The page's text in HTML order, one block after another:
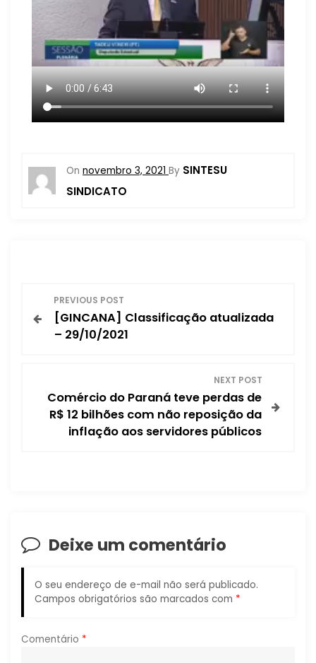
Onnovembro 3, 2021 By SINTESU
SINDICATO
a
o
d
e
P
PREVIOUS POST
[GINCANA] Classificação atualizada
– 29/10/2021
NEXT POST
Comércio do Paraná teve perdas de
R$ 12 bilhões com não reposição da
inflação aos servidores públicos
Deixe um comentário
O seu endereço de e-mail não será publicado.
Campos obrigatórios são marcados com *
Comentário *